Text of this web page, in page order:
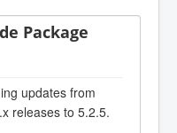
Package
updates from
releases to 5.2.5.